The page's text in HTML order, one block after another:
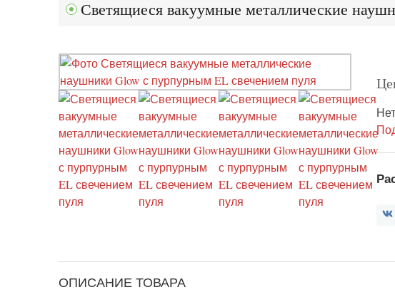
Светящиеся вакуумные металлические
ОПИСАНИЕ ТОВАРА